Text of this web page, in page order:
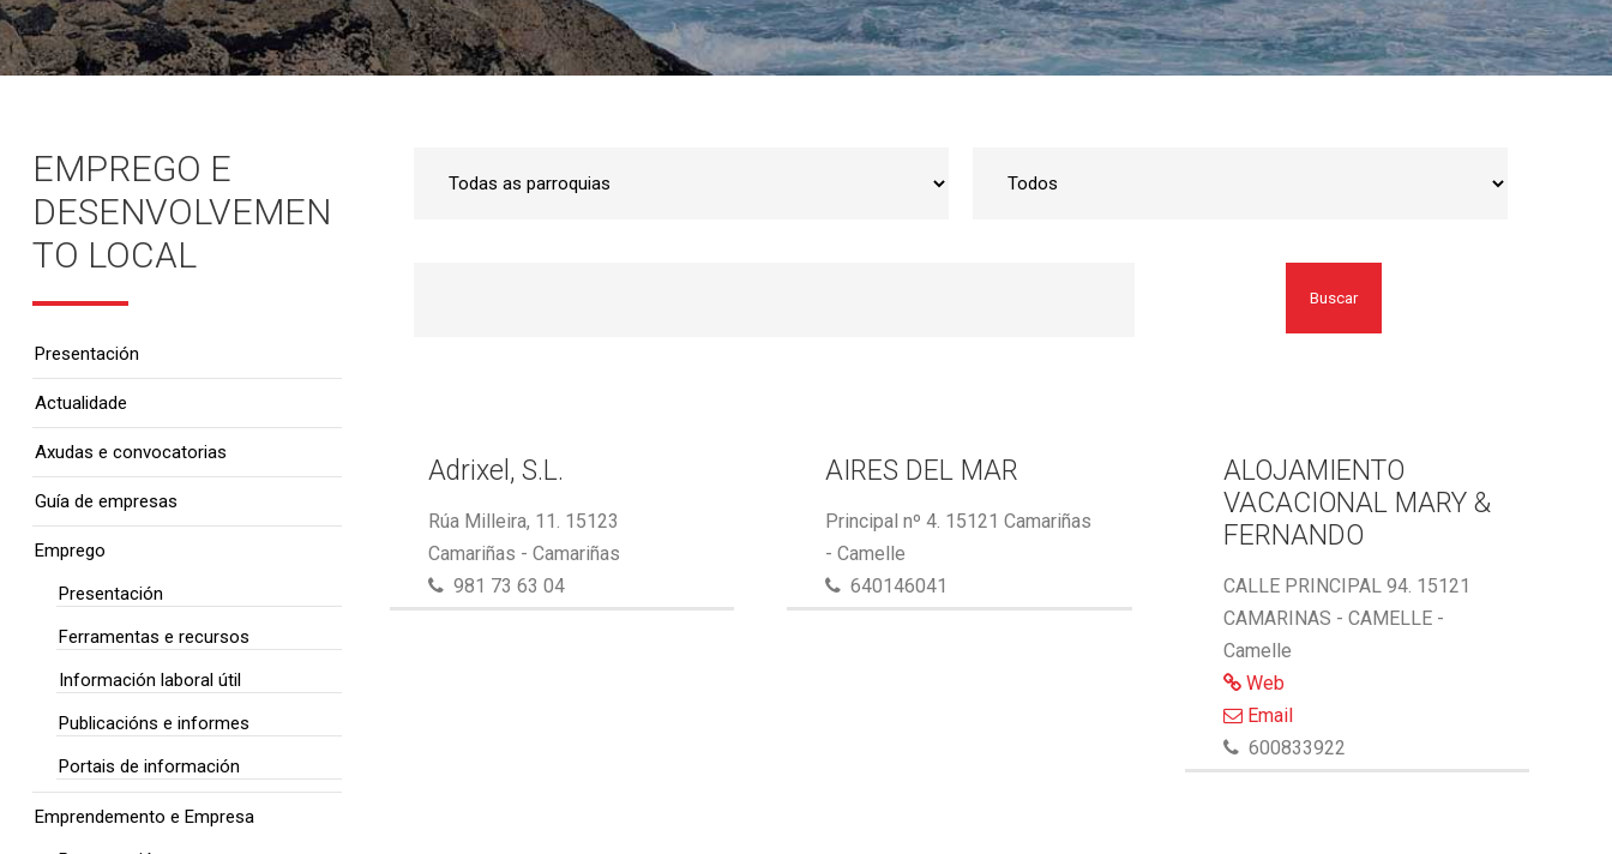
Buscar
Adrixel, S.L.
Rúa Milleira, 11. 15123
Camariñas - Camariñas
981 73 63 04
AIRES DEL MAR
Principal nº 4. 15121 Camariñas
- Camelle
640146041
ALOJAMIENTO
VACACIONAL MARY &
FERNANDO
CALLE PRINCIPAL 94. 15121
CAMARINAS - CAMELLE -
Camelle
Web
Email
600833922
EMPREGO E
DESENVOLVEMEN
TO LOCAL
Presentación
Actualidade
Axudas e convocatorias
Guía de empresas
Emprego
Presentación
Ferramentas e recursos
Información laboral útil
Publicacións e informes
Portais de información
Emprendemento e Empresa